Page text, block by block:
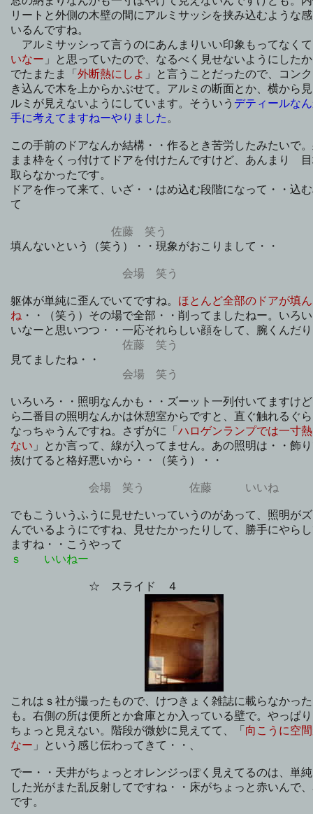
リートと外側の木壁の間にアルミサッシを挟み込むような
いるんですね。
アルミサッシって言うのにあんまりいい印象もってなく
いなー 」と思っていたので、なるべく見せないようにした
でたまたま「 外断熱にしよ 」と言うことだったので、コン
き込んで木を上からかぶせて。アルミの断面とか、横から
ルミが見えないようにしています。そういう デティールな
手に考えてますねーやりました 。
この手前のドアなんか結構・・作るとき苦労したみたいで
まま枠をくっ付けてドアを付けたんですけど、あんまり
取らなかったです。
ドアを作って来て、いざ・・はめ込む段階になって・・込
て
佐藤 笑う
填んないという（笑う）・・現象がおこりまして・・
会場 笑う
躯体が単純に歪んでいてですね。 ほとんど全部のドアが填
ね ・・（笑う）その場で全部・・削ってましたねー。いろ
いなーと思いつつ・・一応それらしい顔をして、腕くんだ
佐藤 笑う
見てましたね・・
会場 笑う
いろいろ・・照明なんかも・・ズーット一列付いてますけ
ら二番目の照明なんかは休憩室からですと、直ぐ触れるぐ
なっちゃうんですね。さずがに「 ハロゲンランプでは一寸
ない 」とか言って、線が入ってません。あの照明は・・飾
抜けてると格好悪いから・・（笑う）・・
会場 笑う 佐藤 いいね
でもこういうふうに見せたいっていうのがあって、照明が
んでいるようにですね、見せたかったりして、勝手にやら
ますね・・こうやって
ｓ いいねー
☆ スライド ４
これはｓ社が撮ったもので、けつきょく雑誌に載らなかっ
も。右側の所は便所とか倉庫とか入っている壁で。やっぱ
ちょっと見えない。階段が微妙に見えてて、「 向こうに空
なー 」という感じ伝わってきて・・、
でー・・天井がちょっとオレンジっぽく見えてるのは、単
した光がまた乱反射してですね・・床がちょっと赤いんで
です。